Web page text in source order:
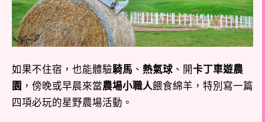
如果不住宿，也能體驗騎馬 、 熱氣球 、開卡丁車遊農
園 ，傍晚或早晨來當農場小職人餵食綿羊，特別寫一篇
四項必玩的星野農場活動。